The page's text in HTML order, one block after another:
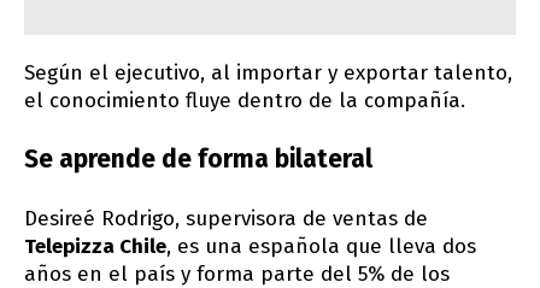
Según el ejecutivo, al importar y exportar talento,
el conocimiento fluye dentro de la compañía.
Se aprende de forma bilateral
Desireé Rodrigo, supervisora de ventas de
Telepizza Chile, es una española que lleva dos
años en el país y forma parte del 5% de los